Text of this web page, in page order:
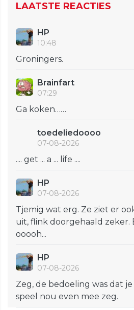
LAATSTE REACTIES
HP
10:48
Groningers.
Brainfart
07:29
Ga koken……
toedeliedoooo
07-08-2026
.... get ... a ... life ....
HP
07-08-2026
Tjemig wat erg. Ze ziet er
uit, flink doorgehaald zeker.
ooooh...
HP
07-08-2026
Zeg, de bedoeling was dat
speel nou even mee zeg.